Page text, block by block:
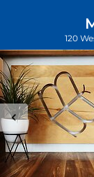
120